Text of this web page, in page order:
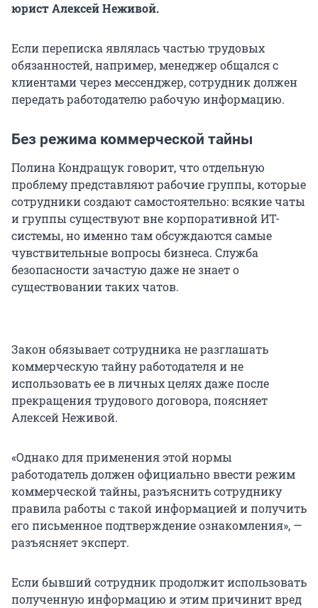
юристАлексей Неживой.
Если переписка являлась частью трудовых
обязанностей, например, менеджер общался с
клиентами через мессенджер, сотрудник должен
передать работодателю рабочую информацию.
Без режима коммерческой тайны
Полина Кондращук говорит, что отдельную
проблему представляют рабочие группы, которые
сотрудники создают самостоятельно: всякие чаты
и группы существуют вне корпоративной ИТ-
системы, но именно там обсуждаются самые
чувствительные вопросы бизнеса. Служба
безопасности зачастую даже не знает о
существовании таких чатов.
Закон обязывает сотрудника не разглашать
коммерческую тайну работодателя и не
использовать ее в личных целях даже после
прекращения трудового договора, поясняет
Алексей Неживой.
«Однако для применения этой нормы
работодатель должен официально ввести режим
коммерческой тайны, разъяснить сотруднику
правила работы с такой информацией и получить
его письменное подтверждение ознакомления», —
разъясняет эксперт.
Если бывший сотрудник продолжит использовать
полученную информацию и этим причинит вред